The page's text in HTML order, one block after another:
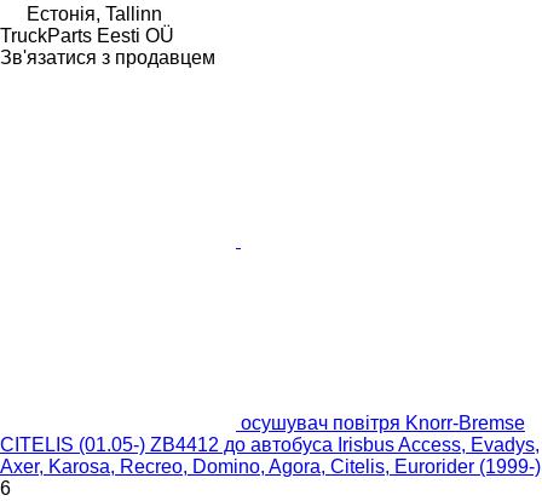
Естонія, Tallinn
TruckParts Eesti OÜ
Зв'язатися з продавцем
осушувач повітря Knorr-Bremse
CITELIS (01.05-) ZB4412 до автобуса Irisbus Access, Evadys,
Axer, Karosa, Recreo, Domino, Agora, Citelis, Eurorider (1999-)
6